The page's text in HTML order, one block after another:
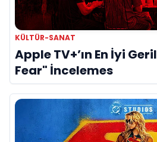
KÜLTÜR-SANAT
Apple TV+’ın En İyi
Fear" İncelemes